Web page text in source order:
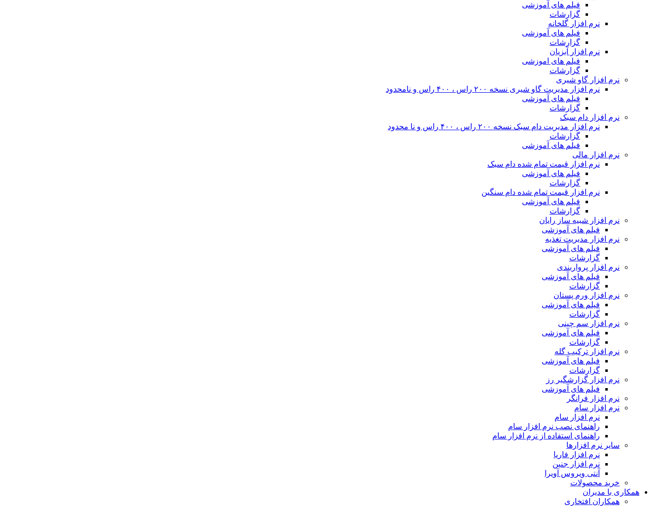
فیلم های آموزشی
گزارشات
نرم افزار گلخانه
فیلم های آموزشی
گزارشات
نرم افزار آبزیان
فیلم های اموزشی
گزارشات
نرم افزار گاو شیری
نرم افزار مدیریت گاو شیری نسخه ۲۰۰ راس ، ۴۰۰ راس و نامحدود
فیلم های آموزشی
گزارشات
نرم افزار دام سبک
نرم افزار مدیریت دام سبک نسخه ۲۰۰ راس ، ۴۰۰ راس و نا محدود
گزارشات
فیلم های آموزشی
نرم افزار مالی
نرم افزار قیمت تمام شده دام سبک
فیلم های آموزشی
گزارشات
نرم افزار قیمت تمام شده دام سنگین
فیلم های آموزشی
گزارشات
نرم افزار شبیه ساز رایان
فیلم های آموزشی
نرم افزار مدیریت تغذیه
فیلم های آموزشی
گزارشات
نرم افزار پرواربندی
فیلم های آموزشی
گزارشات
نرم افزار ورم پستان
فیلم های آموزشی
گزارشات
نرم افزار سم چینی
فیلم های آموزشی
گزارشات
نرم افزار ترکیب گله
فیلم های آموزشی
گزارشات
نرم افزار گزارشگیر رز
فیلم های آموزشی
نرم افزار فرانگر
نرم افزار سام
نرم افزار سام
راهنمای نصب نرم افزار سام
راهنمای استفاده از نرم افزار سام
سایر نرم افزارها
نرم افزار فاریا
نرم افزار جنین
آنتی ویروس آویرا
خرید محصولات
همکاری با مدیران
همکاران افتخاری